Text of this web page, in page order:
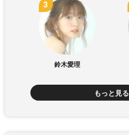
鈴木愛理
もっと見る